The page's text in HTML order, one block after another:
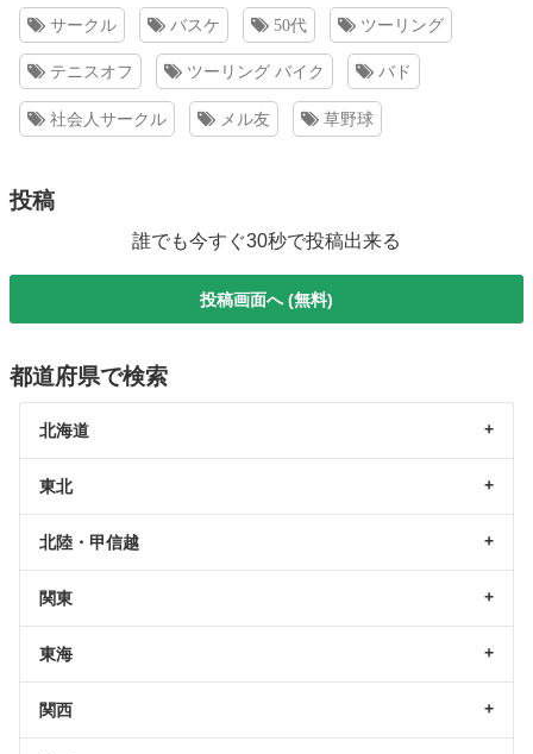
サークル バスケ 50代 ツーリング
テニスオフ ツーリング バイク バド
社会人サークル メル友 草野球
投稿
誰でも今すぐ30秒で投稿出来る
投稿画面へ (無料)
都道府県で検索
北海道
東北
北陸・甲信越
関東
東海
関西